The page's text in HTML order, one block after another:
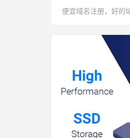
便宜域名注册，好的